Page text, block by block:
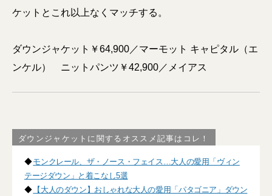
ケットとこれ以上なくマッチする。
ダウンジャケット￥64,900／マーモット キャピタル（エ
ンケル） ニットパンツ￥42,900／メイアス
ダウンジャケットに関するオススメ記事はコレ！
◆モンクレール、ザ・ノース・フェイス…大人の愛用「ヴィン
テージダウン」と着こなし5選
◆ 【大人のダウン】おしゃれな大人の愛用「パタゴニア」ダウン